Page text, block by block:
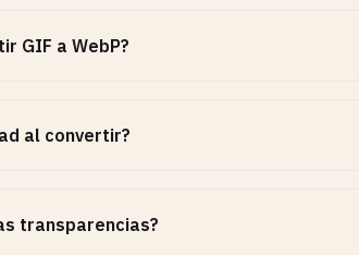
GIF a WebP?
al convertir?
transparencias?